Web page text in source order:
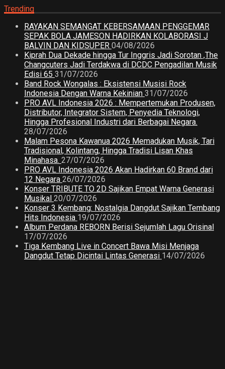
Trending
RAYAKAN SEMANGAT KEBERSAMAAN PENGGEMAR
SEPAK BOLA JAMESON HADIRKAN KOLABORASI J
BALVIN DAN KIDSUPER 04/08/2026
Kiprah Dua Dekade hingga Tur Inggris Jadi Sorotan ,The
Changcuters Jadi Terdakwa di DCDC Pengadilan Musik
Edisi 65 31/07/2026
Band Rock Wongalas : Eksistensi Musisi Rock
Indonesia Dengan Warna Kekinian 31/07/2026
PRO AVL Indonesia 2026 : Mempertemukan Produsen,
Distributor, Integrator Sistem, Penyedia Teknologi,
Hingga Profesional Industri dari Berbagai Negara.
28/07/2026
Malam Pesona Kawanua 2026 Memadukan Musik, Tari
Tradisional, Kolintang, Hingga Tradisi Lisan Khas
Minahasa. 27/07/2026
PRO AVL Indonesia 2026 Akan Hadirkan 60 Brand dari
12 Negara 26/07/2026
Konser TRIBUTE TO 2D Sajikan Empat Warna Generasi
Musikal 20/07/2026
Konser 3 Kembang: Nostalgia Dangdut Sajikan Tembang
Hits Indonesia 19/07/2026
Album Perdana REBORN Berisi Sejumlah Lagu Orisinal
17/07/2026
Tiga Kembang Live in Concert Bawa Misi Menjaga
Dangdut Tetap Dicintai Lintas Generasi 14/07/2026